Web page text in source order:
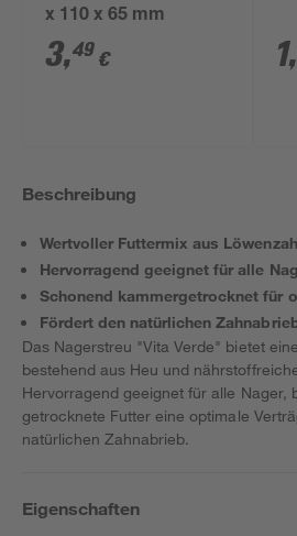
x 110 x 65 mm
3,49 € 1
Beschreibung
Wertvoller Futtermix aus
Hervorragend geeignet für alle
Schonend kammergetrocknet für
Fördert den natürlichen
Das Nagerstreu "Vita Verde" bietet
bestehend aus Heu und
Hervorragend geeignet für alle Nager,
getrocknete Futter eine optimale
natürlichen Zahnabrieb.
Eigenschaften